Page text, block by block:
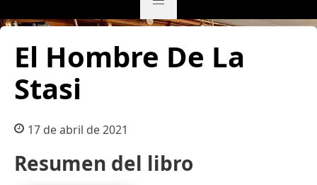
El Hombre De La
Stasi
17 de abril de 2021
Resumen del libro